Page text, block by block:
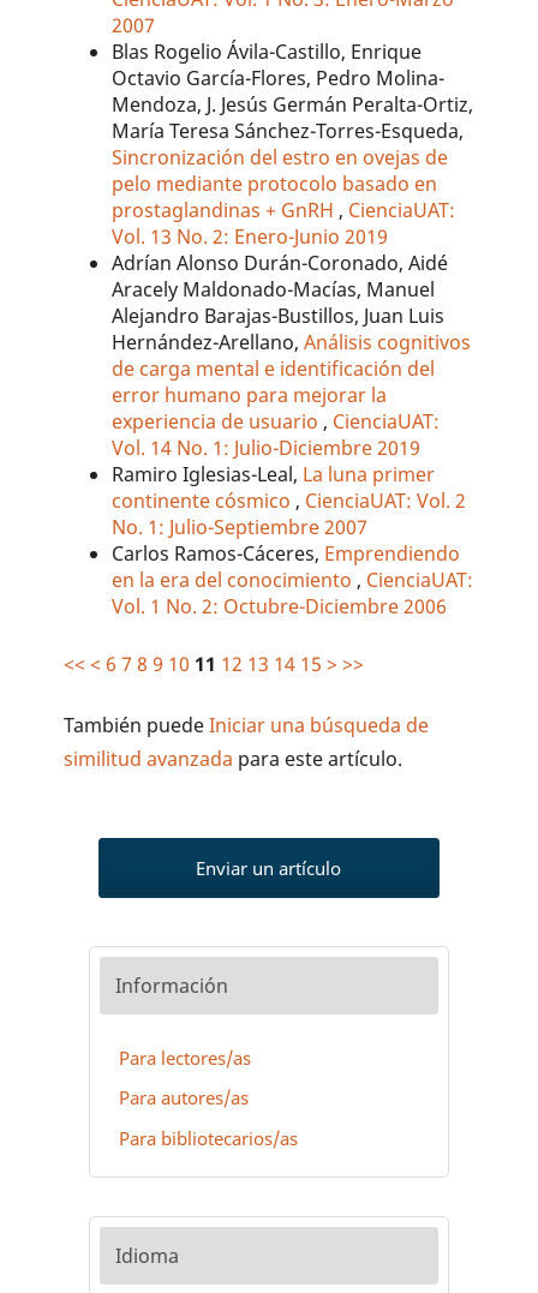
2007
Blas Rogelio Ávila-Castillo, Enrique
Octavio García-Flores, Pedro Molina-
Mendoza, J. Jesús Germán Peralta-Ortiz,
María Teresa Sánchez-Torres-Esqueda,
Sincronización del estro en ovejas de
pelo mediante protocolo basado en
prostaglandinas + GnRH, CienciaUAT:
Vol. 13 No. 2: Enero-Junio 2019
Adrían Alonso Durán-Coronado, Aidé
Aracely Maldonado-Macías, Manuel
Alejandro Barajas-Bustillos, Juan Luis
Hernández-Arellano,Análisis cognitivos
de carga mental e identificación del
error humano para mejorar la
experiencia de usuario, CienciaUAT:
Vol. 14 No. 1: Julio-Diciembre 2019
Ramiro Iglesias-Leal, La luna primer
continente cósmico, CienciaUAT: Vol. 2
No. 1: Julio-Septiembre 2007
Carlos Ramos-Cáceres, Emprendiendo
en la era del conocimiento, CienciaUAT:
Vol. 1 No. 2: Octubre-Diciembre 2006
<< < 6 7 8 9 10 11 12 13 14 15 > >>
También puedeIniciar una búsqueda de
similitud avanzada para este artículo.
Enviar un artículo
Información
Para lectores/as
Para autores/as
Para bibliotecarios/as
Idioma